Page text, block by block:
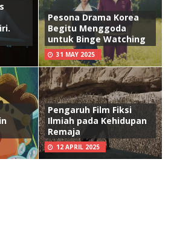
Pesona Drama Korea
Begitu Menggoda
untuk Binge Watching
31 MAY 2025
Pengaruh Film Fiksi
Ilmiah pada Kehidupan
Remaja
12 APRIL 2025